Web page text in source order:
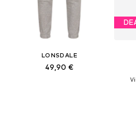
LONSDALE
49,90 €